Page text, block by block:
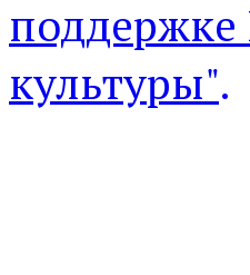
культуры".